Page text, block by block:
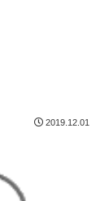
2019.12.01